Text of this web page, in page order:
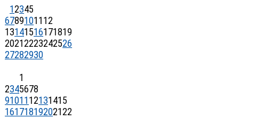
12345
67891011 12
13141516171819
20212223242526
27282930
1
2345678
91011 12131415
16171819202122